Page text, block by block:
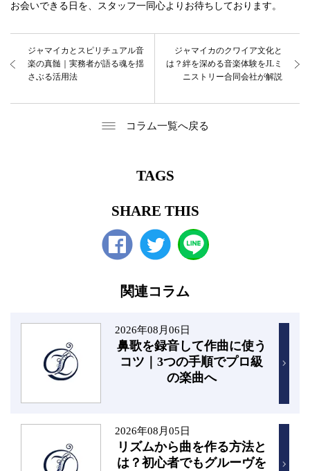
お会いできる日を、スタッフ一同心よりお待ちしております。
ジャマイカとスピリチュアル音
楽の真髄｜実務者が語る魂を揺
さぶる活用法
ジャマイカのクワイア文化と
は？絆を深める音楽体験をJLミ
ニストリー合同会社が解説
コラム一覧へ戻る
TAGS
SHARE THIS
関連コラム
2026年08月06日
鼻歌を録音して作曲に使う
コツ｜3つの手順でプロ級
の楽曲へ
2026年08月05日
リズムから曲を作る方法と
は？初心者でもグルーヴを